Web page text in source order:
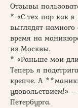
Отзывы
* «С тех пор как
выглядят
время на
из Москвы.
* «Раньше мои
Теперь я
крепче. А
удовольствием!»
Петербурга.